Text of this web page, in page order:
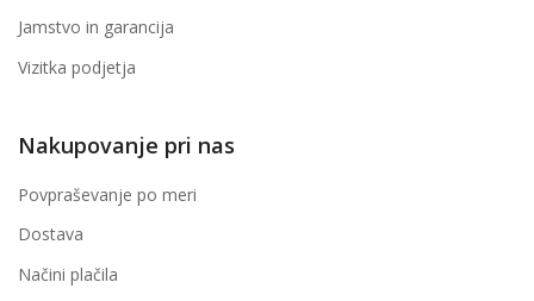
Jamstvo in garancija
Vizitka podjetja
Nakupovanje pri nas
Povpraševanje po meri
Dostava
Načini plačila